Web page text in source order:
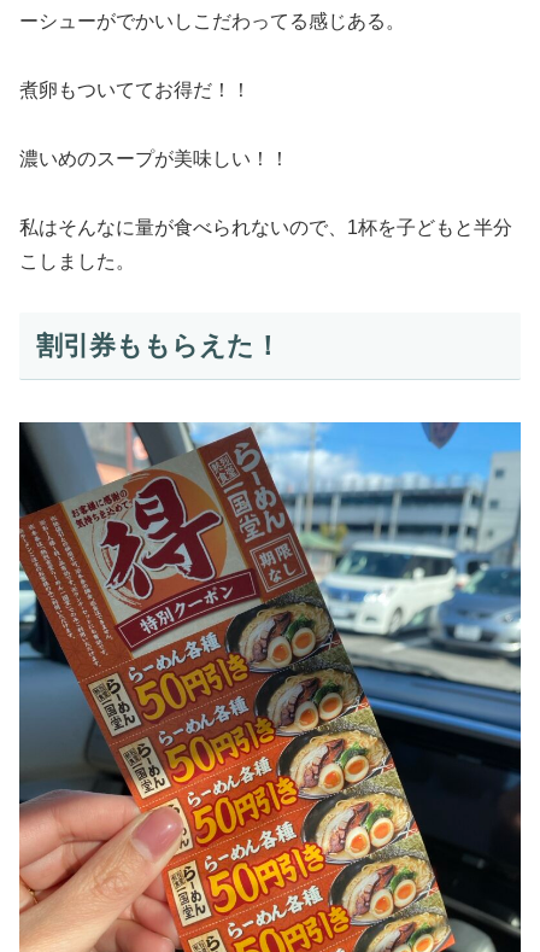
ーシューがでかいしこだわってる感じある。
煮卵もついててお得だ！！
濃いめのスープが美味しい！！
私はそんなに量が食べられないので、1杯を子どもと半分
こしました。
割引券ももらえた！